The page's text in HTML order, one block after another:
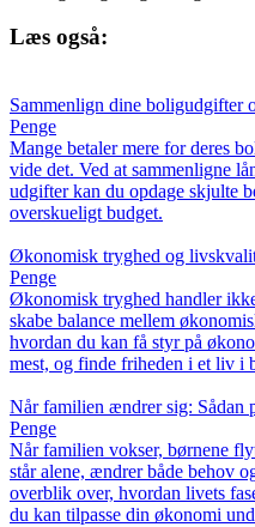
Læs også:
Sammenlign dine boligudgifter
Penge
Mange betaler mere for deres
vide det. Ved at sammenligne
udgifter kan du opdage skjulte
overskueligt budget.
Økonomisk tryghed og
Penge
Økonomisk tryghed handler
skabe balance mellem
hvordan du kan få styr på
mest, og finde friheden i et liv i
Når familien ændrer sig: Sådan
Penge
Når familien vokser, børnene
står alene, ændrer både behov
overblik over, hvordan livets
du kan tilpasse din økonomi